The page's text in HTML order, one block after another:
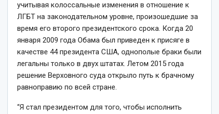
учитывая колоссальные изменения в отношение к
ЛГБТ на законодательном уровне, произошедшие за
время его второго президентского срока. Когда 20
января 2009 года Обама был приведен к присяге в
качестве 44 президента США, однополые браки были
легальны только в двух штатах. Летом 2015 года
решение Верховного суда открыло путь к брачному
равноправию по всей стране.
“Я стал президентом для того, чтобы исполнить